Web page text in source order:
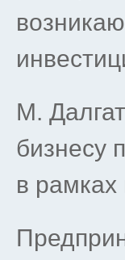
М.
бизнесу
в рамках